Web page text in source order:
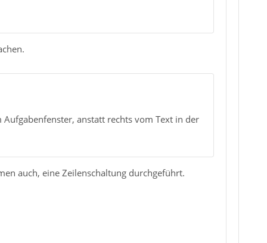
anstatt rechts vom Text in der
auch, eine Zeilenschaltung durchgeführt.